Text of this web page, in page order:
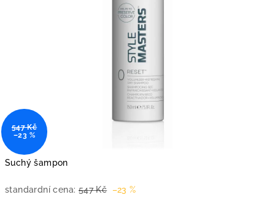
Suchý šampon
standardní cena: 547 Kč –23 %
547 Kč
–23 %